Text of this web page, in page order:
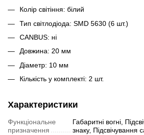
Колір світіння: білий
Тип світлодіода: SMD 5630 (6 шт.)
CANBUS: ні
Довжина: 20 мм
Діаметр: 10 мм
Кількість у комплекті: 2 шт.
Характеристики
Функціональне
призначення
Габаритні вогні,
знаку, Підсвічування